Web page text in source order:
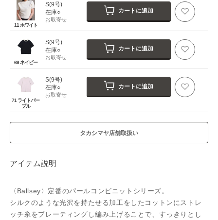
11 ホワイト
S(9号)
在庫○
お取寄せ
カートに追加
69 ネイビー
S(9号)
在庫○
お取寄せ
カートに追加
71 ライトパー
プル
S(9号)
在庫○
お取寄せ
カートに追加
タカシマヤ店舗取扱い
アイテム説明
〈Ballsey〉定番のパールコンビニットシリーズ。
シルクのような光沢を持たせる加工をしたコットンにストレ
ッチ糸をプレーティングし編み上げることで、すっきりとし